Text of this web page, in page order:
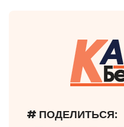
# ПОДЕЛИТЬСЯ: